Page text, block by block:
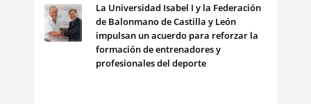
La Universidad Isabel I y la Federación
de Balonmano de Castilla y León
impulsan un acuerdo para reforzar la
formación de entrenadores y
profesionales del deporte